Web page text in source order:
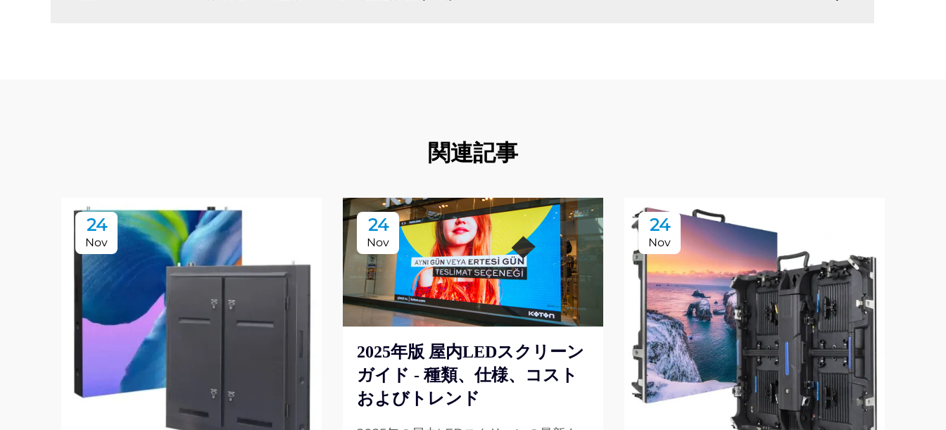
関連記事
24
Nov
24
Nov
2025年版 屋内LEDスクリーン
ガイド - 種類、仕様、コスト
およびトレンド
24
Nov